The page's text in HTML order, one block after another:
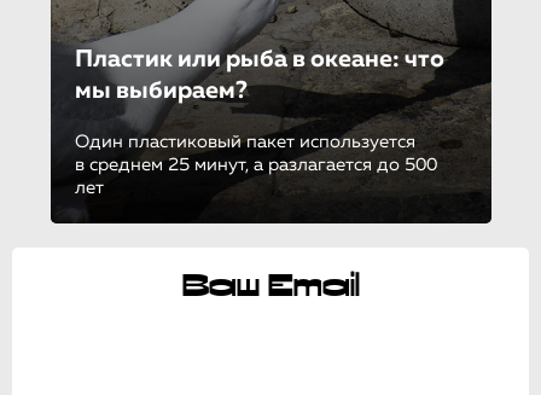
Пластик или рыба в океане: что
мы выбираем?
Один пластиковый пакет используется
в среднем 25 минут, а разлагается до 500
лет
Ваш Email